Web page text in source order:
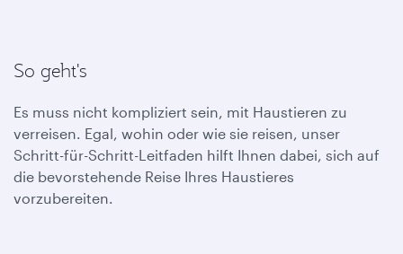
So geht's
Es muss nicht kompliziert sein, mit Haustieren zu
verreisen. Egal, wohin oder wie sie reisen, unser
Schritt-für-Schritt-Leitfaden hilft Ihnen dabei, sich auf
die bevorstehende Reise Ihres Haustieres
vorzubereiten.